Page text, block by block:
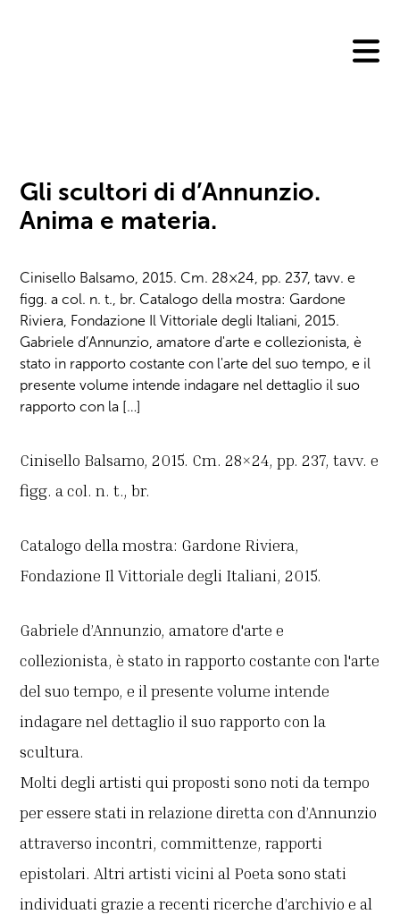
Gli scultori di d’Annunzio.
Anima e materia.
Cinisello Balsamo, 2015. Cm. 28×24, pp. 237, tavv. e
figg. a col. n. t., br. Catalogo della mostra: Gardone
Riviera, Fondazione Il Vittoriale degli Italiani, 2015.
Gabriele d’Annunzio, amatore d'arte e collezionista, è
stato in rapporto costante con l'arte del suo tempo, e il
presente volume intende indagare nel dettaglio il suo
rapporto con la […]
Cinisello Balsamo, 2015. Cm. 28×24, pp. 237, tavv. e
figg. a col. n. t., br.
Catalogo della mostra: Gardone Riviera,
Fondazione Il Vittoriale degli Italiani, 2015.
Gabriele d’Annunzio, amatore d'arte e
collezionista, è stato in rapporto costante con l'arte
del suo tempo, e il presente volume intende
indagare nel dettaglio il suo rapporto con la
scultura.
Molti degli artisti qui proposti sono noti da tempo
per essere stati in relazione diretta con d’Annunzio
attraverso incontri, committenze, rapporti
epistolari. Altri artisti vicini al Poeta sono stati
individuati grazie a recenti ricerche d’archivio e al